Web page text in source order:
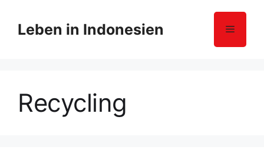
Leben in Indonesien Menü
Recycling